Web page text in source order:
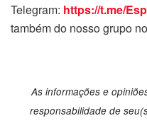
Telegram: https://t.me/
também do nosso grupo no
As informações e
responsabilidade de